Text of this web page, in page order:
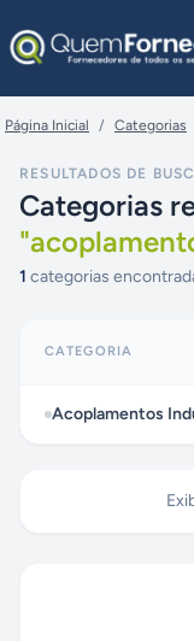
Página Inicial / Categorias
RESULTADOS DE
Categorias
"
1 categorias
CATEGORIA
Acoplamentos